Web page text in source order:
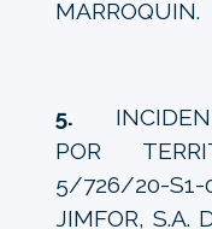
MARROQUIN.
5.
POR
5/726/20-S1-
JIMFOR, S.A.